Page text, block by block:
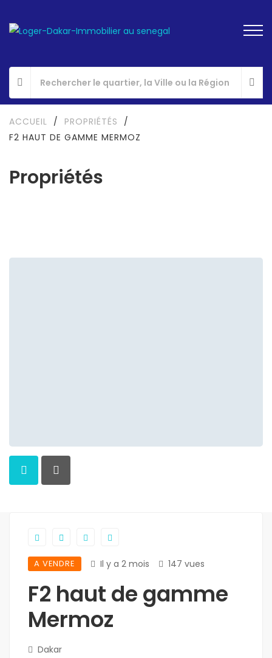
Propriétés
ACCUEIL / PROPRIÉTÉS
/
F2 HAUT DE GAMME MERMOZ
A VENDRE Il y a 2 mois 147 vues
F2 haut de gamme
Mermoz
Dakar